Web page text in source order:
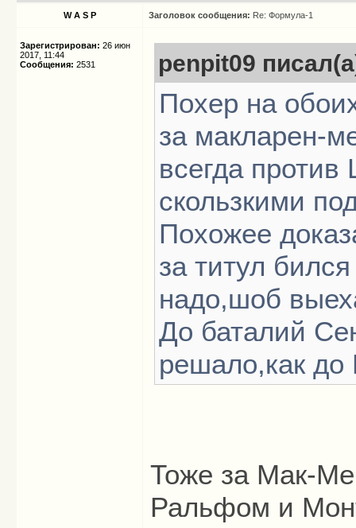
W A S P Заголовок сообщения: Re: Формула-1
Зарегистрирован: 26 июн
2017, 11:44
Сообщения: 2531 penpit09
Похер на
за макларен-
всегда
скользкими
Похожее
за титул
надо,шоб
До баталий
решало,как до
Тоже за Мак-
Ральфом и